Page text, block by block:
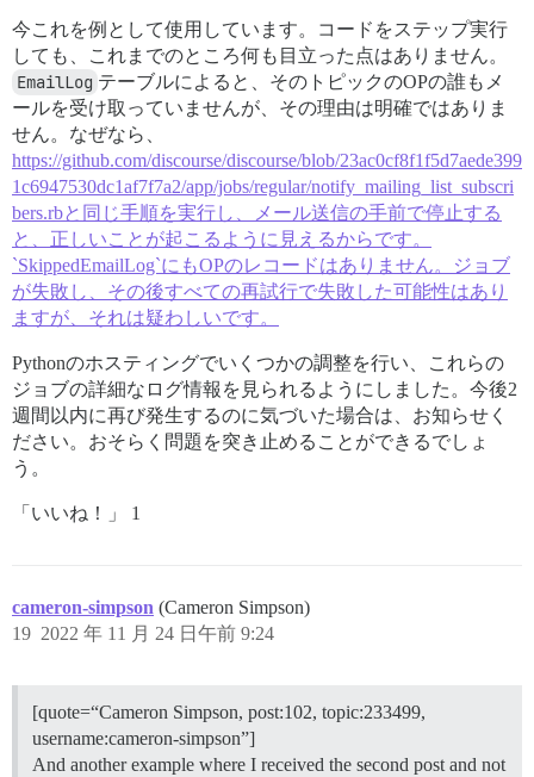
今これを例として使用しています。コードをステップ実行
しても、これまでのところ何も目立った点はありません。
EmailLog テーブルによると、そのトピックのOPの誰もメ
ールを受け取っていませんが、その理由は明確ではありま
せん。なぜなら、
https://github.com/discourse/discourse/blob/23ac0cf8f1f5d7aede399
1c6947530dc1af7f7a2/app/jobs/regular/notify_mailing_list_subscri
bers.rbと同じ手順を実行し、メール送信の手前で停止する
と、正しいことが起こるように見えるからです。
`SkippedEmailLog`にもOPのレコードはありません。ジョブ
が失敗し、その後すべての再試行で失敗した可能性はあり
ますが、それは疑わしいです。
Pythonのホスティングでいくつかの調整を行い、これらの
ジョブの詳細なログ情報を見られるようにしました。今後2
週間以内に再び発生するのに気づいた場合は、お知らせく
ださい。おそらく問題を突き止めることができるでしょ
う。
「いいね！」 1
cameron-simpson (Cameron Simpson)
2022 年 11 月 24 日午前 9:24
19
[quote=“Cameron Simpson, post:102, topic:233499,
username:cameron-simpson”]
And another example where I received the second post and not